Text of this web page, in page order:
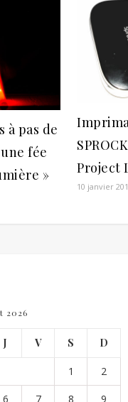
à pas de
fée
»
Project
10 janvier
2026
J V S D
1 2
6 7 8 9